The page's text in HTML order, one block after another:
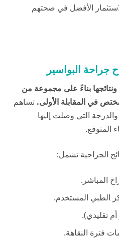
الأفضل في صحتهم
جراحة البواسير
ونتائجها بناءً على مجموعة من
في المقابلة الأولى. تساهم
التي وصلت إليها
المتوقع.
الجراحية تشمل:
المباشر.
الطبي المستخدم.
أم تقليدي).
فترة النقاهة.